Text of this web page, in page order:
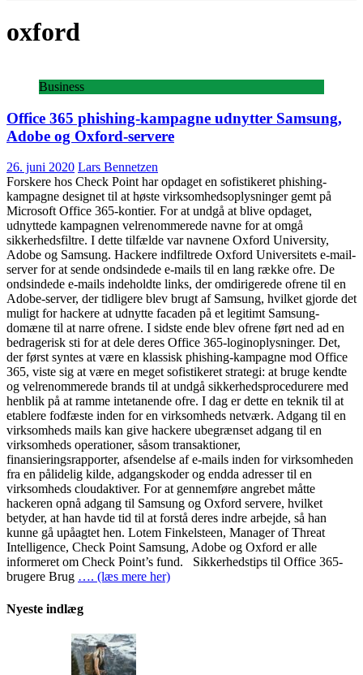
oxford
Business
Office 365 phishing-kampagne udnytter Samsung,
Adobe og Oxford-servere
26. juni 2020 Lars Bennetzen
Forskere hos Check Point har opdaget en sofistikeret phishing-
kampagne designet til at høste virksomhedsoplysninger gemt på
Microsoft Office 365-kontier. For at undgå at blive opdaget,
udnyttede kampagnen velrenommerede navne for at omgå
sikkerhedsfiltre. I dette tilfælde var navnene Oxford University,
Adobe og Samsung. Hackere indfiltrede Oxford Universitets e-mail-
server for at sende ondsindede e-mails til en lang række ofre. De
ondsindede e-mails indeholdte links, der omdirigerede ofrene til en
Adobe-server, der tidligere blev brugt af Samsung, hvilket gjorde det
muligt for hackere at udnytte facaden på et legitimt Samsung-
domæne til at narre ofrene. I sidste ende blev ofrene ført ned ad en
bedragerisk sti for at dele deres Office 365-loginoplysninger. Det,
der først syntes at være en klassisk phishing-kampagne mod Office
365, viste sig at være en meget sofistikeret strategi: at bruge kendte
og velrenommerede brands til at undgå sikkerhedsprocedurere med
henblik på at ramme intetanende ofre. I dag er dette en teknik til at
etablere fodfæste inden for en virksomheds netværk. Adgang til en
virksomheds mails kan give hackere ubegrænset adgang til en
virksomheds operationer, såsom transaktioner,
finansieringsrapporter, afsendelse af e-mails inden for virksomheden
fra en pålidelig kilde, adgangskoder og endda adresser til en
virksomheds cloudaktiver. For at gennemføre angrebet måtte
hackeren opnå adgang til Samsung og Oxford servere, hvilket
betyder, at han havde tid til at forstå deres indre arbejde, så han
kunne gå upåagtet hen. Lotem Finkelsteen, Manager of Threat
Intelligence, Check Point Samsung, Adobe og Oxford er alle
informeret om Check Point’s fund. Sikkerhedstips til Office 365-
brugere Brug …. (læs mere her)
Nyeste indlæg